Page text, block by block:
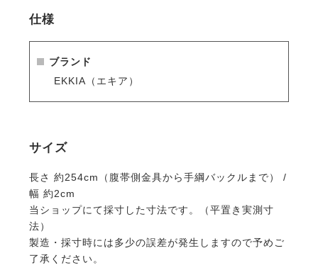
仕様
ブランド
EKKIA（エキア）
サイズ
長さ 約254cm（腹帯側金具から手綱バックルまで） /
幅 約2cm
当ショップにて採寸した寸法です。（平置き実測寸
法）
製造・採寸時には多少の誤差が発生しますので予めご
了承ください。